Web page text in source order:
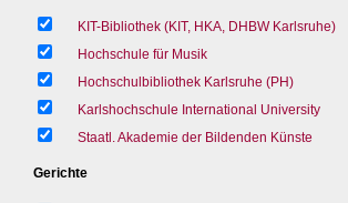
KIT-Bibliothek (KIT, HKA, DHBW Karlsruhe)
Hochschule für Musik
Hochschulbibliothek Karlsruhe (PH)
Karlshochschule International University
Staatl. Akademie der Bildenden Künste
Gerichte